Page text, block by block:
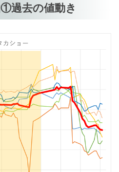
過去の値動き